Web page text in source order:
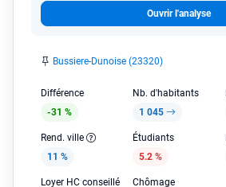
Ouvrir l'analyse
Bussiere-Dunoise (23320)
Différence
-31 %
Nb. d'habitants
1 045
Rend. ville
11 %
Étudiants
5.2 %
Loyer HC conseillé
Chômage